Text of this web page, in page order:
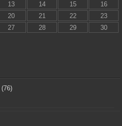
13 14 15
16
20 21 22
23
27 28 29
30
(76)